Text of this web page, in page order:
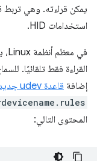
يمكن قراءته. وهي تربط
استخدامات HID.
إضافة قاعدة udev جديدة
المحتوى التالي: